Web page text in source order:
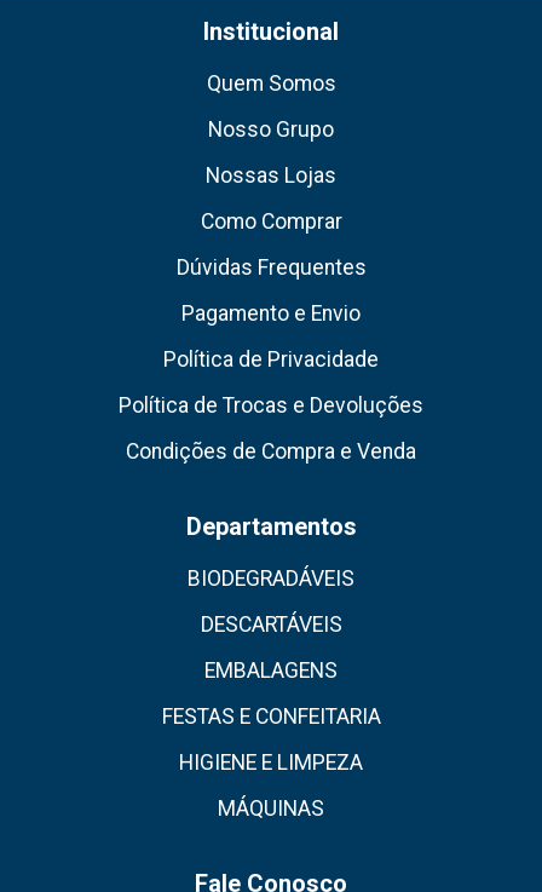
Institucional
Quem Somos
Nosso Grupo
Nossas Lojas
Como Comprar
Dúvidas Frequentes
Pagamento e Envio
Política de Privacidade
Política de Trocas e Devoluções
Condições de Compra e Venda
Departamentos
BIODEGRADÁVEIS
DESCARTÁVEIS
EMBALAGENS
FESTAS E CONFEITARIA
HIGIENE E LIMPEZA
MÁQUINAS
Fale Conosco